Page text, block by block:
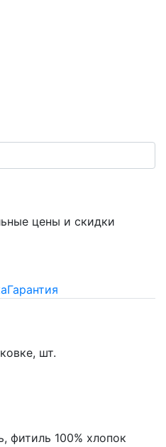
цены и скидки
Гарантия
шт.
фитиль 100% хлопок